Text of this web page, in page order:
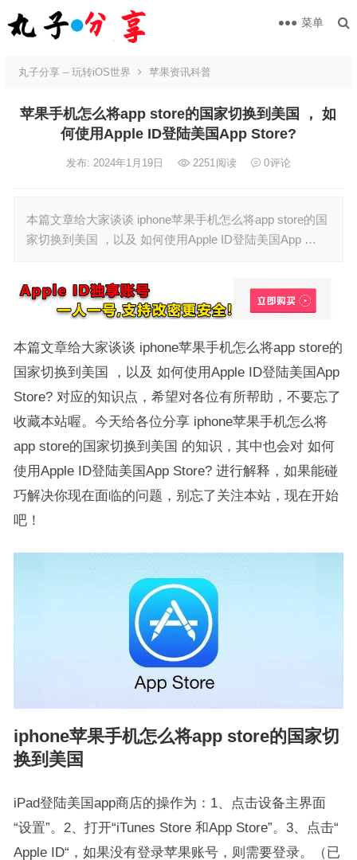
菜单
丸子分享 – 玩转iOS世界 苹果资讯科普
苹果手机怎么将app store的国家切换到美国 ， 如
何使用Apple ID登陆美国App Store?
发布: 2024年1月19日 2251阅读 0评论
本篇文章给大家谈谈 iphone苹果手机怎么将app store的国
家切换到美国 ，以及 如何使用Apple ID登陆美国App …
本篇文章给大家谈谈 iphone苹果手机怎么将app store的
国家切换到美国 ，以及 如何使用Apple ID登陆美国App
Store? 对应的知识点，希望对各位有所帮助，不要忘了
收藏本站喔。今天给各位分享 iphone苹果手机怎么将
app store的国家切换到美国 的知识，其中也会对 如何
使用Apple ID登陆美国App Store? 进行解释，如果能碰
巧解决你现在面临的问题，别忘了关注本站，现在开始
吧！
iphone苹果手机怎么将app store的国家切
换到美国
iPad登陆美国app商店的操作为：1、点击设备主界面
“设置”。2、打开“iTunes Store 和App Store”。3、点击“
Apple ID“，如果没有登录苹果账号，则需要登录。（已